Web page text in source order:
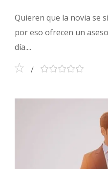
Quieren que la novia se
por eso ofrecen un
día....